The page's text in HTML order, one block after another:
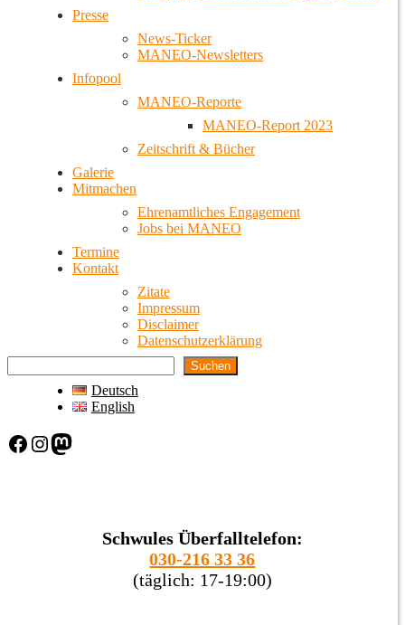
Presse
News-Ticker
MANEO-Newsletters
Infopool
MANEO-Reporte
MANEO-Report 2023
Zeitschrift & Bücher
Galerie
Mitmachen
Ehrenamtliches Engagement
Jobs bei MANEO
Termine
Kontakt
Zitate
Impressum
Disclaimer
Datenschutzerklärung
Suchen
Deutsch
English
Facebook Instagram Mastodon
Schwules Überfalltelefon:
030-216 33 36
(täglich: 17-19:00)